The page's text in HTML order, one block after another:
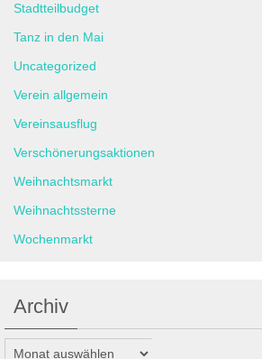
Stadtteilbudget
Tanz in den Mai
Uncategorized
Verein allgemein
Vereinsausflug
Verschönerungsaktionen
Weihnachtsmarkt
Weihnachtssterne
Wochenmarkt
Archiv
Archiv